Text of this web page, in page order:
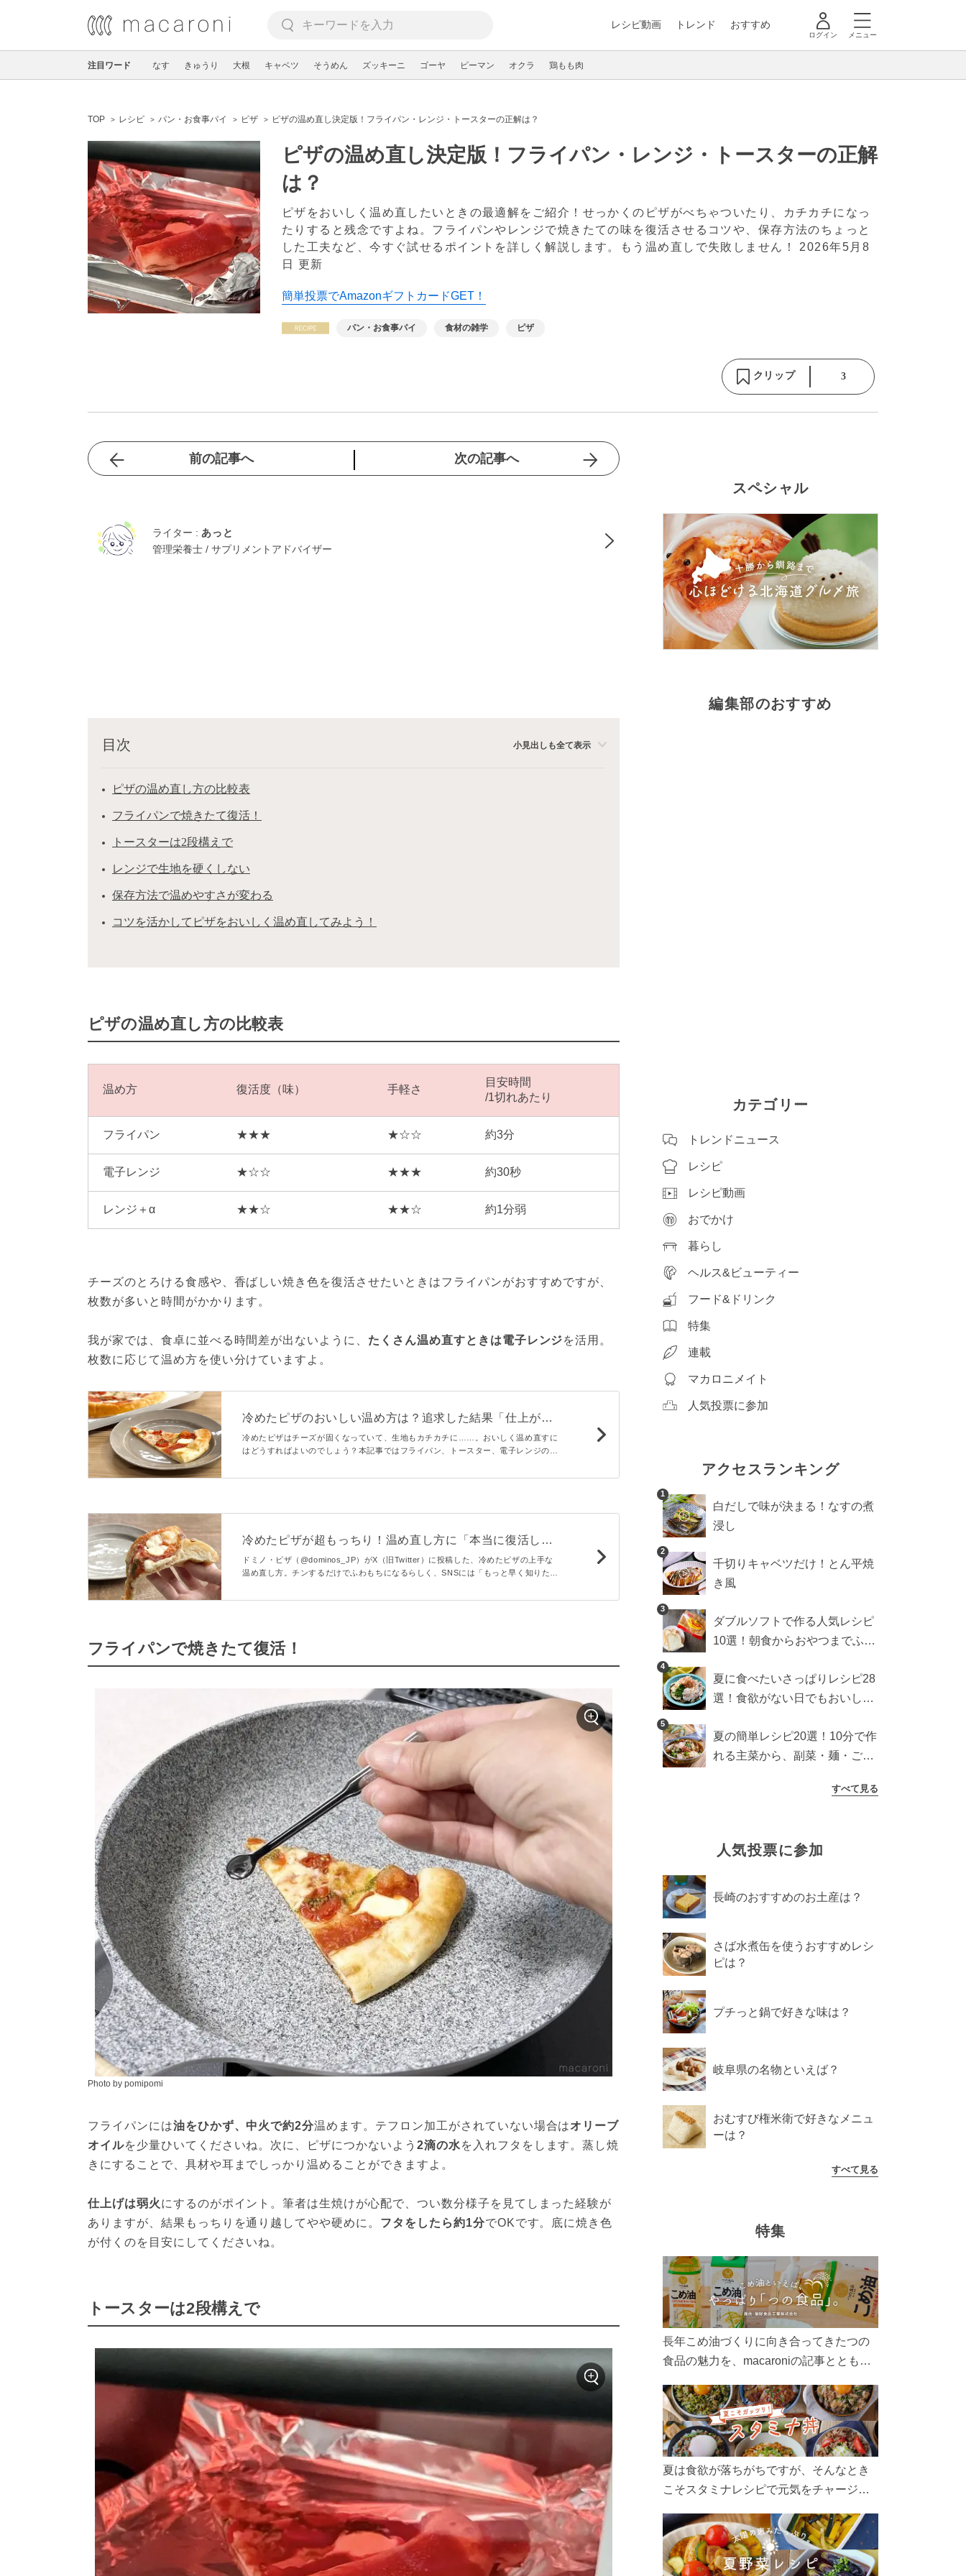
レシピ動画 トレンド おすすめ
ログイン メニュー
注目ワード なす きゅうり 大根 キャベツ そうめん ズッキーニ ゴーヤ ピーマン オクラ 鶏もも肉
TOP レシピ パン・お食事パイ ピザ ピザの温め直し決定版！フライパン・レンジ・トースターの正解は？
ピザの温め直し決定版！フライパン・レンジ・トースターの正解
は？
ピザをおいしく温め直したいときの最適解をご紹介！せっかくのピザがべちゃついたり、カチカチになっ
たりすると残念ですよね。フライパンやレンジで焼きたての味を復活させるコツや、保存方法のちょっと
した工夫など、今すぐ試せるポイントを詳しく解説します。もう温め直しで失敗しません！ 2026年5月8
日 更新
簡単投票でAmazonギフトカードGET！
パン・お食事パイ 食材の雑学 ピザ
クリップ 3
前の記事へ 次の記事へ
ライター : あっと
管理栄養士 / サプリメントアドバイザー
目次 小見出しも全て表示
ピザの温め直し方の比較表
フライパンで焼きたて復活！
トースターは2段構えで
レンジで生地を硬くしない
保存方法で温めやすさが変わる
コツを活かしてピザをおいしく温め直してみよう！
ピザの温め直し方の比較表
温め方 復活度（味） 手軽さ
目安時間
/1切れあたり
フライパン ★★★ ★☆☆ 約3分
電子レンジ ★☆☆ ★★★ 約30秒
レンジ＋α ★★☆ ★★☆ 約1分弱
チーズのとろける食感や、香ばしい焼き色を復活させたいときはフライパンがおすすめですが、
枚数が多いと時間がかかります。
我が家では、食卓に並べる時間差が出ないように、 たくさん温め直すときは電子レンジを活用。
枚数に応じて温め方を使い分けていますよ。
冷めたピザのおいしい温め方は？追求した結果「仕上がり
が全然違う！」「焼き立てみたい」 - macaroni
冷めたピザはチーズが固くなっていて、生地もカチカチに……。おいしく温め直すに
はどうすればよいのでしょう？本記事ではフライパン、トースター、電子レンジの3
冷めたピザが超もっちり！温め直し方に「本当に復活し
た」「手軽さもいい」 - macaroni
ドミノ・ピザ（@dominos_JP）がX（旧Twitter）に投稿した、冷めたピザの上手な
温め直し方。チンするだけでふわもちになるらしく、SNSには「もっと早く知りたか
実際に試してみた感想をお届け♪
フライパンで焼きたて復活！
Photo by pomipomi
フライパンには油をひかず、中火で約2分温めます。テフロン加工がされていない場合はオリーブ
オイルを少量ひいてくださいね。次に、ピザにつかないよう 2滴の水を入れフタをします。蒸し焼
きにすることで、具材や耳までしっかり温めることができますよ。
仕上げは弱火にするのがポイント。筆者は生焼けが心配で、つい数分様子を見てしまった経験が
ありますが、結果もっちりを通り越してやや硬めに。 フタをしたら約1分でOKです。底に焼き色
が付くのを目安にしてくださいね。
トースターは2段構えで
スペシャル
編集部のおすすめ
カテゴリー
トレンドニュース
レシピ
レシピ動画
おでかけ
暮らし
ヘルス&ビューティー
フード&ドリンク
特集
連載
マカロニメイト
人気投票に参加
アクセスランキング
1
白だしで味が決まる！なすの煮
浸し
2
千切りキャベツだけ！とん平焼
き風
3
ダブルソフトで作る人気レシピ
10選！朝食からおやつまでふん
4
夏に食べたいさっぱりレシピ28
選！食欲がない日でもおいしい
5
夏の簡単レシピ20選！10分で作
れる主菜から、副菜・麺・ごは
すべて見る
人気投票に参加
長崎のおすすめのお土産は？
さば水煮缶を使うおすすめレシ
ピは？
プチっと鍋で好きな味は？
岐阜県の名物といえば？
おむすび権米衛で好きなメニュ
ーは？
すべて見る
特集
長年こめ油づくりに向き合ってきたつの
食品の魅力を、macaroniの記事とともに
ん、製造現場や品質へのこだわりまで。
こめ油をもっと好きになるコンテンツを
ぜひお楽しみください。
夏は食欲が落ちがちですが、そんなとき
こそスタミナレシピで元気をチャージ！
リ食べて、夏バテを吹き飛ばしましょ
う！